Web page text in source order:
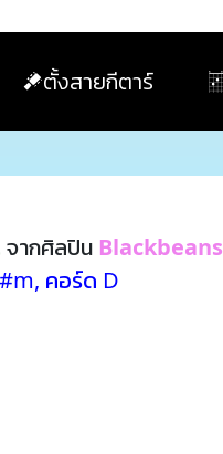
ตั้งสายกีตาร์
จากศิลปิน Blackbeans
, คอร์ด D